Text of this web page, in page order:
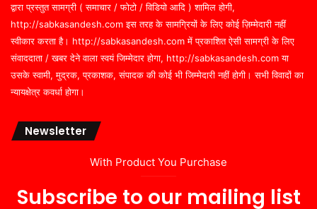
द्वारा प्रस्तुत सामग्री ( समाचार / फोटो / विडियो आदि ) शामिल होगी,
http://sabkasandesh.com इस तरह के सामग्रियों के लिए कोई ज़िम्मेदारी नहीं
स्वीकार करता है। http://sabkasandesh.com में प्रकाशित ऐसी सामग्री के लिए
संवाददाता / खबर देने वाला स्वयं जिम्मेदार होगा, http://sabkasandesh.com या
उसके स्वामी, मुद्रक, प्रकाशक, संपादक की कोई भी जिम्मेदारी नहीं होगी। सभी विवादों का
न्यायक्षेत्र कवर्धा होगा।
Newsletter
With Product You Purchase
Subscribe to our mailing list